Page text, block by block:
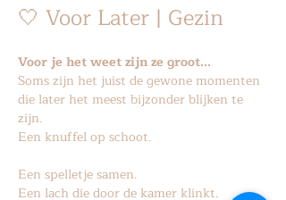
🤍 Voor Later | Gezin
Voor je het weet zijn ze groot...
Soms zijn het juist de gewone momenten
die later het meest bijzonder blijken te
zijn.
Een knuffel op schoot.
Een spelletje samen.
Een lach die door de kamer klinkt.